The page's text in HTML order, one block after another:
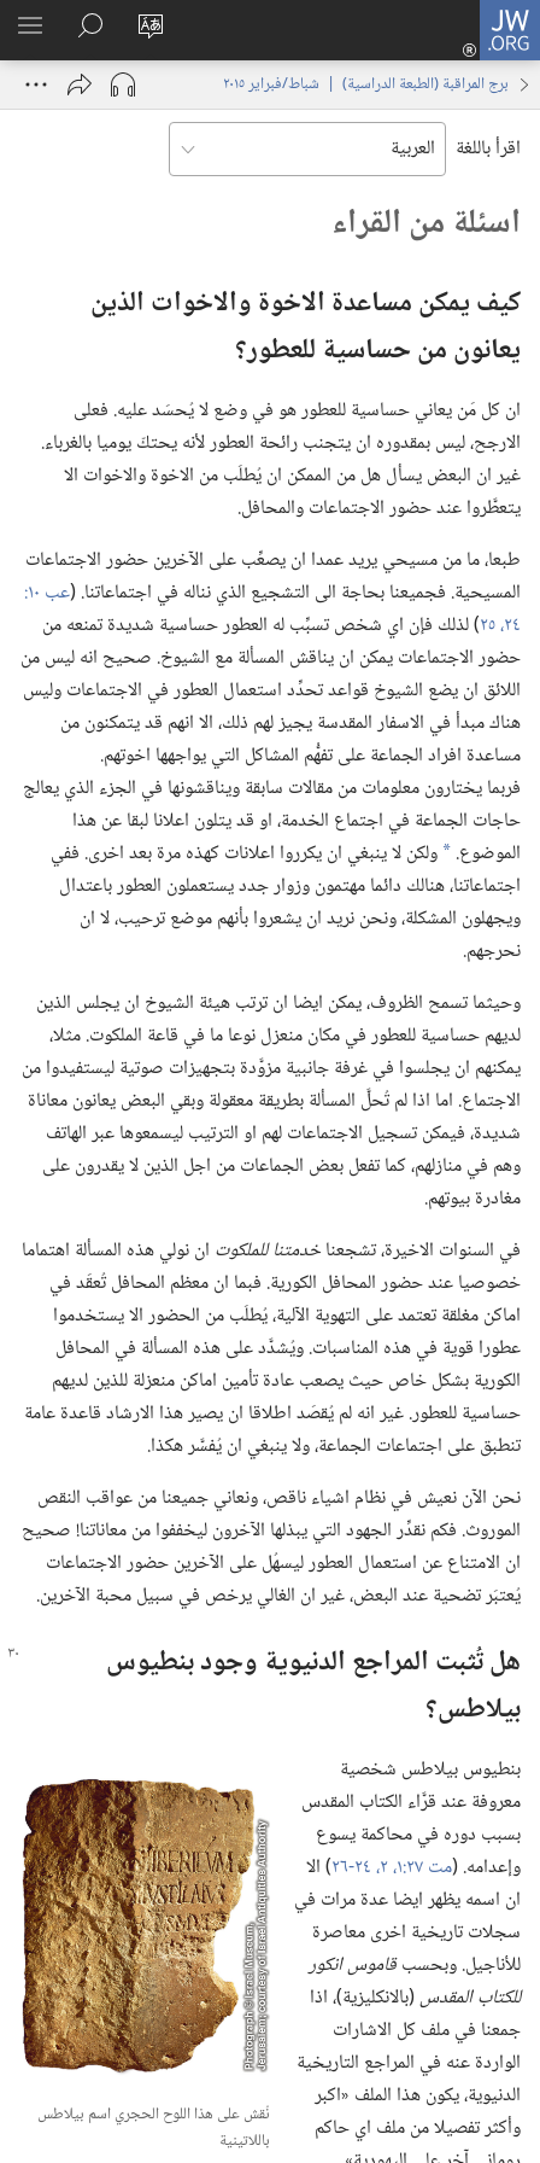
JW.ORG
تغيير
لغة
الموقع
تسجيل
الدخول
نافذة
البحث
في
JW.‎ORG
برج المراقبة (‏الطبعة الدراسية)‏ | ‏‎شباط/فبراير‏ ‏‎٢٠١٥‏
اقرأ باللغة
اسئلة من القراء
كيف يمكن مساعدة الاخوة والاخوات الذين
يعانون من حساسية للعطور؟‏
ان كل مَن يعاني حساسية للعطور هو في وضع لا يُحسَد عليه.‏ فعلى
الارجح،‏ ليس بمقدوره ان يتجنب رائحة العطور لأنه يحتكّ يوميا بالغرباء.‏
غير ان البعض يسأل هل من الممكن ان يُطلَب من الاخوة والاخوات الا
يتعطَّروا عند حضور الاجتماعات والمحافل.‏
طبعا،‏ ما من مسيحي يريد عمدا ان يصعِّب على الآخرين حضور الاجتماعات
المسيحية.‏ فجميعنا بحاجة الى التشجيع الذي نناله في اجتماعاتنا.‏ (‏عب ١٠:‏
٢٤،‏ ٢٥
‏)‏ لذلك فإن اي شخص تسبِّب له العطور حساسية شديدة تمنعه من
حضور الاجتماعات يمكن ان يناقش المسألة مع الشيوخ.‏ صحيح انه ليس من
اللائق ان يضع الشيوخ قواعد تحدِّد استعمال العطور في الاجتماعات وليس
هناك مبدأ في الاسفار المقدسة يجيز لهم ذلك،‏ الا انهم قد يتمكنون من
مساعدة افراد الجماعة على تفهُّم المشاكل التي يواجهها اخوتهم.‏
فربما يختارون معلومات من مقالات سابقة ويناقشونها في الجزء الذي يعالج
حاجات الجماعة في اجتماع الخدمة،‏ او قد يتلون اعلانا لبقا عن هذا
الموضوع.‏ * ولكن لا ينبغي ان يكرروا اعلانات كهذه مرة بعد اخرى.‏ ففي
اجتماعاتنا،‏ هنالك دائما مهتمون وزوار جدد يستعملون العطور باعتدال
ويجهلون المشكلة،‏ ونحن نريد ان يشعروا بأنهم موضع ترحيب،‏ لا ان
نحرجهم.‏
وحيثما تسمح الظروف،‏ يمكن ايضا ان ترتب هيئة الشيوخ ان يجلس الذين
لديهم حساسية للعطور في مكان منعزل نوعا ما في قاعة الملكوت.‏ مثلا،‏
يمكنهم ان يجلسوا في غرفة جانبية مزوَّدة بتجهيزات صوتية ليستفيدوا من
الاجتماع.‏ اما اذا لم تُحلَّ المسألة بطريقة معقولة وبقي البعض يعانون معاناة
شديدة،‏ فيمكن تسجيل الاجتماعات لهم او الترتيب ليسمعوها عبر الهاتف
وهم في منازلهم،‏ كما تفعل بعض الجماعات من اجل الذين لا يقدرون على
مغادرة بيوتهم.‏
في السنوات الاخيرة،‏ تشجعناخدمتنا للملكوت ان نولي هذه المسألة اهتماما
خصوصيا عند حضور المحافل الكورية.‏ فبما ان معظم المحافل تُعقَد في
اماكن مغلقة تعتمد على التهوية الآلية،‏ يُطلَب من الحضور الا يستخدموا
عطورا قوية في هذه المناسبات.‏ ويُشدَّد على هذه المسألة في المحافل
الكورية بشكل خاص حيث يصعب عادة تأمين اماكن منعزلة للذين لديهم
حساسية للعطور.‏ غير انه لم يُقصَد اطلاقا ان يصير هذا الارشاد قاعدة عامة
تنطبق على اجتماعات الجماعة،‏ ولا ينبغي ان يُفسَّر هكذا.‏
نحن الآن نعيش في نظام اشياء ناقص،‏ ونعاني جميعنا من عواقب النقص
الموروث.‏ فكم نقدِّر الجهود التي يبذلها الآخرون ليخففوا من معاناتنا!‏ صحيح
ان الامتناع عن استعمال العطور ليسهُل على الآخرين حضور الاجتماعات
يُعتبَر تضحية عند البعض،‏ غير ان الغالي يرخص في سبيل محبة الآخرين.‏
هل تُثبت المراجع الدنيوية وجود بنطيوس
بيلاطس؟‏
نُقش على هذا اللوح الحجري اسم بيلاطس
باللاتينية
بنطيوس بيلاطس شخصية
معروفة عند قرَّاء الكتاب المقدس
بسبب دوره في محاكمة يسوع
وإعدامه.‏ (‏مت ٢٧:‏ ١،‏ ٢،‏
‏)‏ الا
ان اسمه يظهر ايضا عدة مرات في
سجلات تاريخية اخرى معاصرة
للأناجيل.‏ وبحسبقاموس انكور
للكتاب المقدس‏(‏بالانكليزية)‏،‏ اذا
جمعنا في ملف كل الاشارات
الواردة عنه في المراجع التاريخية
الدنيوية،‏ يكون هذا الملف «اكبر
وأكثر تفصيلا من ملف اي حاكم